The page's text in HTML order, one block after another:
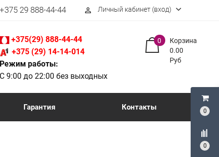
0
0
29 888-44-44 perm_identity Личный кабинет (вход)
+375(29) 888-44-44
+375 (29) 14-14-014
Режим работы:
С 9:00 до 22:00 без выходных
Корзина
0
0.00
Руб
Гарантия Контакты